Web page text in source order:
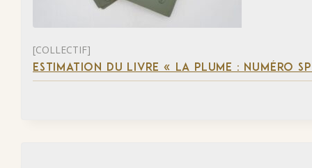
[COLLECTIF]
ESTIMATION DU LIVRE « LA PLUME : NUMÉRO